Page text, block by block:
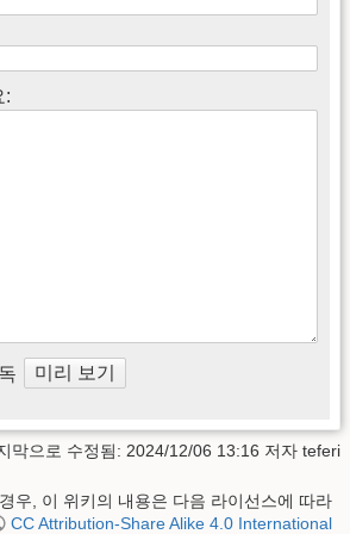
:
막으로 수정됨: 2024/12/06 13:16 저자 teferi
우, 이 위키의 내용은 다음 라이선스에 따라
CC Attribution-Share Alike 4.0 International